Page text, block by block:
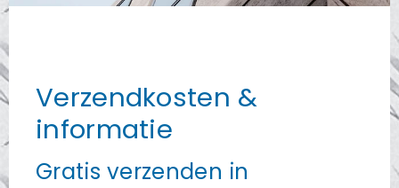
Verzendkosten &
informatie
Gratis verzenden in